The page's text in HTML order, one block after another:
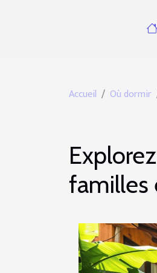
Accueil Où dormir
familles